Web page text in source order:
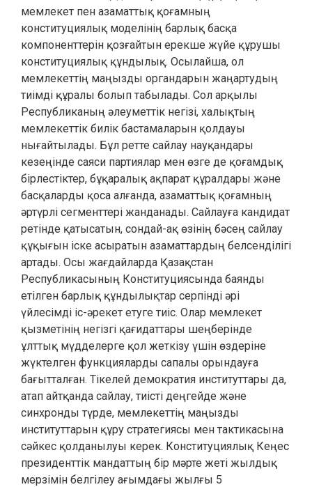
мемлекет пен азаматтық қоғамның
конституциялық моделінің барлық басқа
компоненттерін қозғайтын ерекше жүйе құрушы
конституциялық құндылық. Осылайша, ол
мемлекеттің маңызды органдарын жаңартудың
тиімді құралы болып табылады. Сол арқылы
Республиканың әлеуметтік негізі, халықтың
мемлекеттік билік бастамаларын қолдауы
нығайтылады. Бұл ретте сайлау науқандары
кезеңінде саяси партиялар мен өзге де қоғамдық
бірлестіктер, бұқаралық ақпарат құралдары және
басқаларды қоса алғанда, азаматтық қоғамның
әртүрлі сегменттері жанданады. Сайлауға кандидат
ретінде қатысатын, сондай-ақ өзінің бәсең сайлау
құқығын іске асыратын азаматтардың белсенділігі
артады. Осы жағдайларда Қазақстан
Республикасының Конституциясында баянды
етілген барлық құндылықтар серпінді әрі
үйлесімді іс-әрекет етуге тиіс. Олар мемлекет
қызметінің негізгі қағидаттары шеңберінде
ұлттық мүдделерге қол жеткізу үшін өздеріне
жүктелген функцияларды сапалы орындауға
бағытталған. Тікелей демократия институттары да,
атап айтқанда сайлау, тиісті деңгейде және
синхронды түрде, мемлекеттің маңызды
институттарын құру стратегиясы мен тактикасына
сәйкес қолданылуы керек. Конституциялық Кеңес
президенттік мандаттың бір мәрте жеті жылдық
мерзімін белгілеу ағымдағы жылғы 5